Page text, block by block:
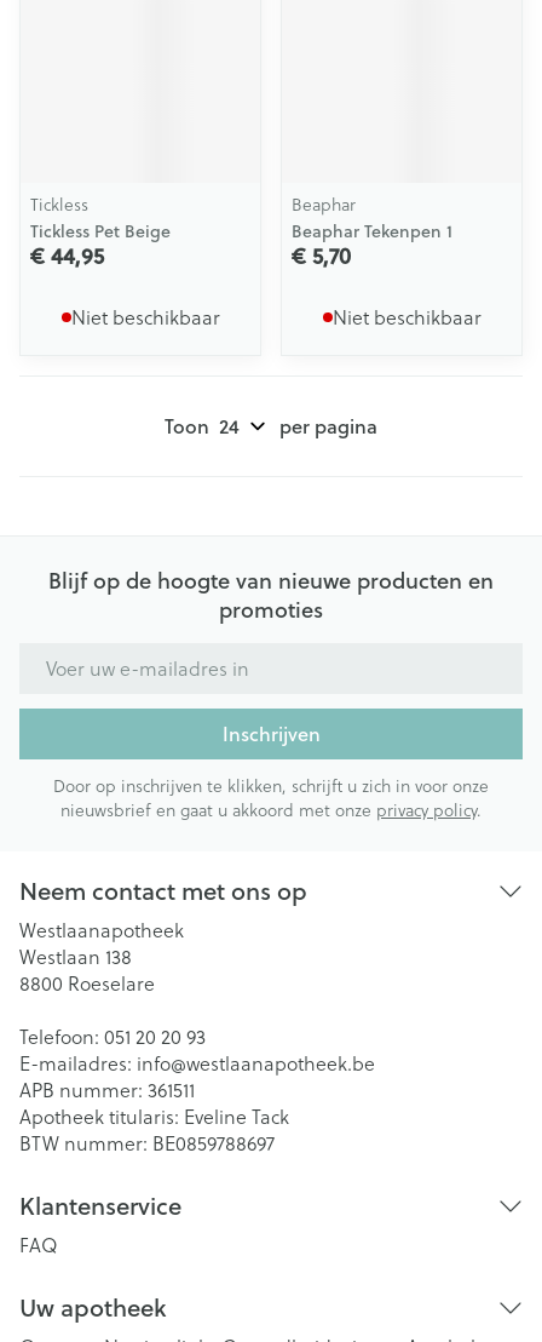
Tickless
Tickless Pet Beige
€ 44,95
Niet beschikbaar
Beaphar
Beaphar Tekenpen 1
€ 5,70
Niet beschikbaar
Toon per pagina
Blijf op de hoogte van nieuwe producten en
promoties
Inschrijven
Door op inschrijven te klikken, schrijft u zich in voor onze
nieuwsbrief en gaat u akkoord met onze privacy policy.
Neem contact met ons op
Westlaanapotheek
Westlaan 138
8800 Roeselare
Telefoon: 051 20 20 93
E-mailadres: info@westlaanapotheek.be
APB nummer: 361511
Apotheek titularis: Eveline Tack
BTW nummer: BE0859788697
Klantenservice
FAQ
Uw apotheek